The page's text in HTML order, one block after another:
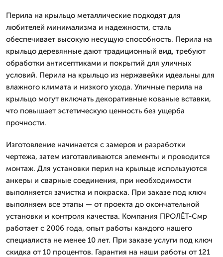
Перила на крыльцо металлические подходят для
любителей минимализма и надежности, сталь
обеспечивает высокую несущую способность. Перила на
крыльцо деревянные дают традиционный вид, требуют
обработки антисептиками и покрытий для уличных
условий. Перила на крыльцо из нержавейки идеальны для
влажного климата и низкого ухода. Уличные перила на
крыльцо могут включать декоративные кованые вставки,
что повышает эстетическую ценность без ущерба
прочности.
Изготовление начинается с замеров и разработки
чертежа, затем изготавливаются элементы и проводится
монтаж. Для установки перил на крыльце используются
анкеры и сварные соединения, при необходимости
выполняется зачистка и покраска. При заказе под ключ
выполняем все этапы — от проекта до окончательной
установки и контроля качества. Компания ПРОЛЁТ-Смр
работает с 2006 года, опыт работы каждого нашего
специалиста не менее 10 лет. При заказе услуги под ключ
скидка от 10 процентов. Гарантия на наши работы от 121